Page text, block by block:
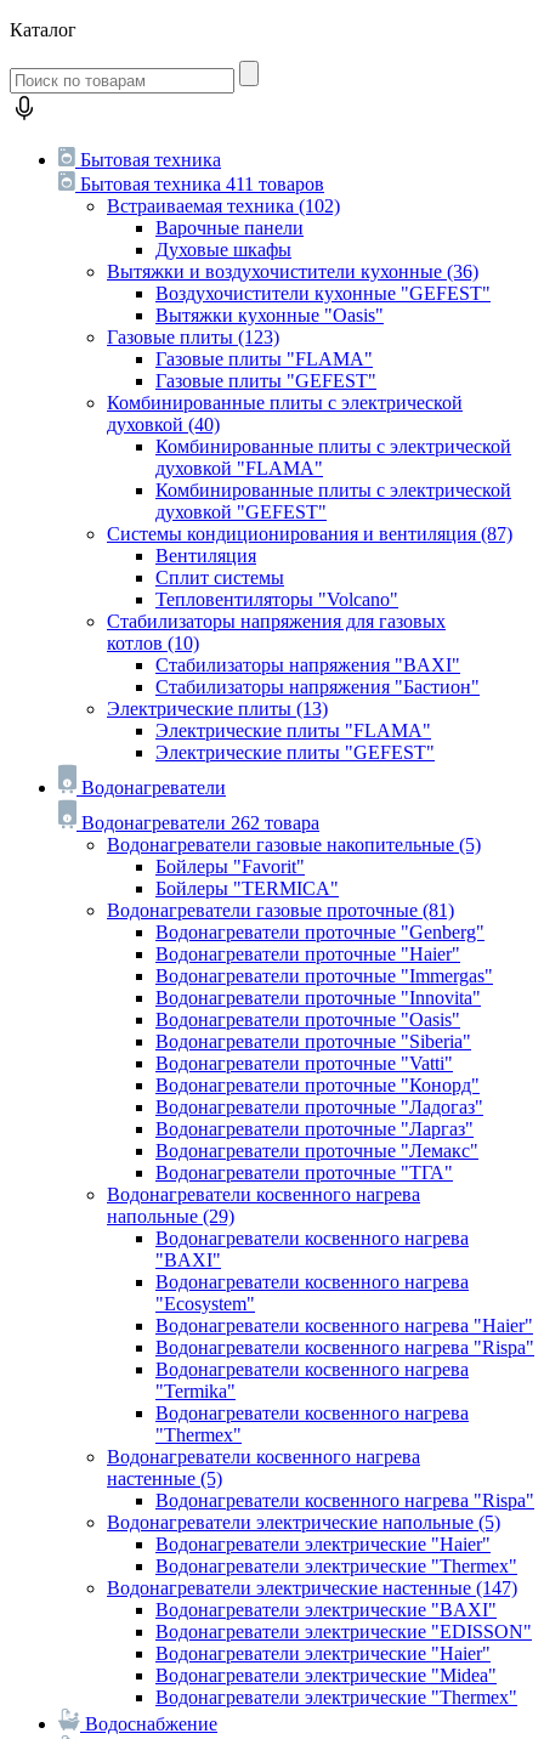
Каталог
Бытовая техника
Бытовая техника 411 товаров
Встраиваемая техника (102)
Варочные панели
Духовые шкафы
Вытяжки и воздухочистители кухонные (36)
Воздухочистители кухонные "GEFEST"
Вытяжки кухонные "Oasis"
Газовые плиты (123)
Газовые плиты "FLAMA"
Газовые плиты "GEFEST"
Комбинированные плиты с электрической
духовкой (40)
Комбинированные плиты с электрической
духовкой "FLAMA"
Комбинированные плиты с электрической
духовкой "GEFEST"
Системы кондиционирования и вентиляция (87)
Вентиляция
Сплит системы
Тепловентиляторы "Volcano"
Стабилизаторы напряжения для газовых
котлов (10)
Стабилизаторы напряжения "BAXI"
Стабилизаторы напряжения "Бастион"
Электрические плиты (13)
Электрические плиты "FLAMA"
Электрические плиты "GEFEST"
Водонагреватели
Водонагреватели 262 товара
Водонагреватели газовые накопительные (5)
Бойлеры "Favorit"
Бойлеры "TERMICA"
Водонагреватели газовые проточные (81)
Водонагреватели проточные "Genberg"
Водонагреватели проточные "Haier"
Водонагреватели проточные "Immergas"
Водонагреватели проточные "Innovita"
Водонагреватели проточные "Oasis"
Водонагреватели проточные "Siberia"
Водонагреватели проточные "Vatti"
Водонагреватели проточные "Конорд"
Водонагреватели проточные "Ладогаз"
Водонагреватели проточные "Ларгаз"
Водонагреватели проточные "Лемакс"
Водонагреватели проточные "ТГА"
Водонагреватели косвенного нагрева
напольные (29)
Водонагреватели косвенного нагрева
"BAXI"
Водонагреватели косвенного нагрева
"Ecosystem"
Водонагреватели косвенного нагрева "Haier"
Водонагреватели косвенного нагрева "Rispa"
Водонагреватели косвенного нагрева
"Termika"
Водонагреватели косвенного нагрева
"Thermex"
Водонагреватели косвенного нагрева
настенные (5)
Водонагреватели косвенного нагрева "Rispa"
Водонагреватели электрические напольные (5)
Водонагреватели электрические "Haier"
Водонагреватели электрические "Thermex"
Водонагреватели электрические настенные (147)
Водонагреватели электрические "BAXI"
Водонагреватели электрические "EDISSON"
Водонагреватели электрические "Haier"
Водонагреватели электрические "Midea"
Водонагреватели электрические "Thermex"
Водоснабжение